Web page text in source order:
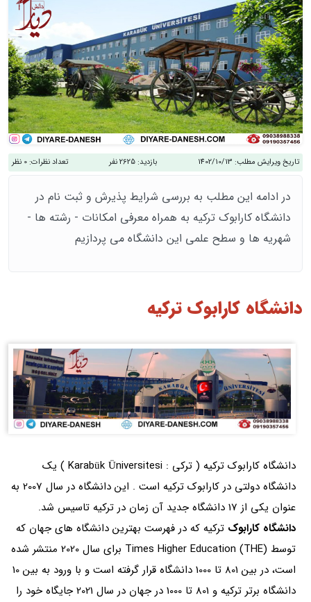
تاریخ ویرایش مطلب: 1402/10/13 بازدید: 2625 نفر تعداد نظرات: 0 نظر
در ادامه این مطلب به بررسی شرایط پذیرش و ثبت نام در
دانشگاه کارابوک ترکیه به همراه معرفی امکانات - رشته ها -
شهریه ها و سطح علمی این دانشگاه می پردازیم
دانشگاه کارابوک ترکیه
دانشگاه کارابوک ترکیه ( ترکی : Karabük Üniversitesi ) یک
دانشگاه دولتی در کارابوک ترکیه است . این دانشگاه در سال 2007 به
عنوان یکی از 17 دانشگاه جدید آن زمان در ترکیه تاسیس شد.
دانشگاه کارابوک ترکیه که در فهرست بهترین دانشگاه های جهان که
توسط Times Higher Education (THE) برای سال 2020 منتشر شده
است، در بین 801 تا 1000 دانشگاه قرار گرفته است و با ورود به بین 10
دانشگاه برتر ترکیه و 801 تا 1000 در جهان در سال 2021 جایگاه خود را